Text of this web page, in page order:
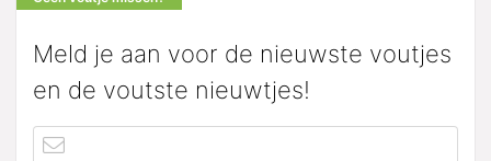
Meld je aan voor de nieuwste voutjes
en de voutste nieuwtjes!